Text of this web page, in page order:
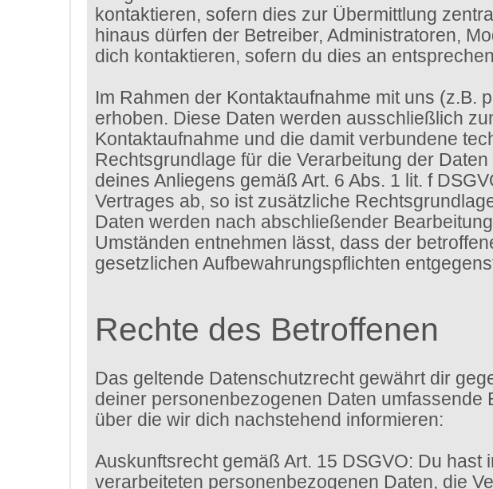
kontaktieren, sofern dies zur Übermittlung
hinaus dürfen der Betreiber, Administratoren,
dich kontaktieren, sofern du dies an
Im Rahmen der Kontaktaufnahme mit uns (z.B.
erhoben. Diese Daten werden ausschließlich
Kontaktaufnahme und die damit verbundene
Rechtsgrundlage für die Verarbeitung der
deines Anliegens gemäß Art. 6 Abs. 1 lit. f
Vertrages ab, so ist zusätzliche
Daten werden nach abschließender
Umständen entnehmen lässt, dass der
gesetzlichen Aufbewahrungspflichten
Rechte des Betroffenen
Das geltende Datenschutzrecht gewährt dir
deiner personenbezogenen Daten
über die wir dich nachstehend informieren:
Auskunftsrecht gemäß Art. 15 DSGVO: Du
verarbeiteten personenbezogenen Daten, die